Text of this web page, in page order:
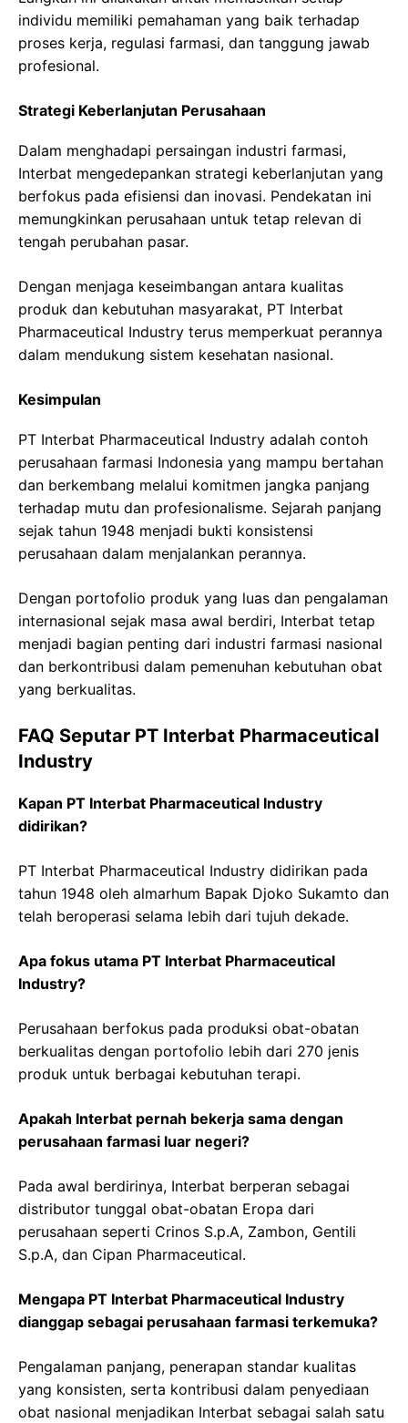
individu memiliki pemahaman yang baik terhadap
proses kerja, regulasi farmasi, dan tanggung jawab
profesional.
Strategi Keberlanjutan Perusahaan
Dalam menghadapi persaingan industri farmasi,
Interbat mengedepankan strategi keberlanjutan yang
berfokus pada efisiensi dan inovasi. Pendekatan ini
memungkinkan perusahaan untuk tetap relevan di
tengah perubahan pasar.
Dengan menjaga keseimbangan antara kualitas
produk dan kebutuhan masyarakat, PT Interbat
Pharmaceutical Industry terus memperkuat perannya
dalam mendukung sistem kesehatan nasional.
Kesimpulan
PT Interbat Pharmaceutical Industry adalah contoh
perusahaan farmasi Indonesia yang mampu bertahan
dan berkembang melalui komitmen jangka panjang
terhadap mutu dan profesionalisme. Sejarah panjang
sejak tahun 1948 menjadi bukti konsistensi
perusahaan dalam menjalankan perannya.
Dengan portofolio produk yang luas dan pengalaman
internasional sejak masa awal berdiri, Interbat tetap
menjadi bagian penting dari industri farmasi nasional
dan berkontribusi dalam pemenuhan kebutuhan obat
yang berkualitas.
FAQ Seputar PT Interbat Pharmaceutical
Industry
Kapan PT Interbat Pharmaceutical Industry
didirikan?
PT Interbat Pharmaceutical Industry didirikan pada
tahun 1948 oleh almarhum Bapak Djoko Sukamto dan
telah beroperasi selama lebih dari tujuh dekade.
Apa fokus utama PT Interbat Pharmaceutical
Industry?
Perusahaan berfokus pada produksi obat-obatan
berkualitas dengan portofolio lebih dari 270 jenis
produk untuk berbagai kebutuhan terapi.
Apakah Interbat pernah bekerja sama dengan
perusahaan farmasi luar negeri?
Pada awal berdirinya, Interbat berperan sebagai
distributor tunggal obat-obatan Eropa dari
perusahaan seperti Crinos S.p.A, Zambon, Gentili
S.p.A, dan Cipan Pharmaceutical.
Mengapa PT Interbat Pharmaceutical Industry
dianggap sebagai perusahaan farmasi terkemuka?
Pengalaman panjang, penerapan standar kualitas
yang konsisten, serta kontribusi dalam penyediaan
obat nasional menjadikan Interbat sebagai salah satu